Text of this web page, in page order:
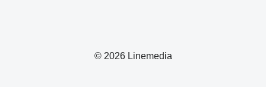
© 2026 Linemedia